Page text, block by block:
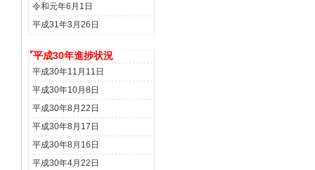
令和元年6月1日
平成31年3月26日
平成30年進捗状況
平成30年11月11日
平成30年10月8日
平成30年8月22日
平成30年8月17日
平成30年8月16日
平成30年4月22日